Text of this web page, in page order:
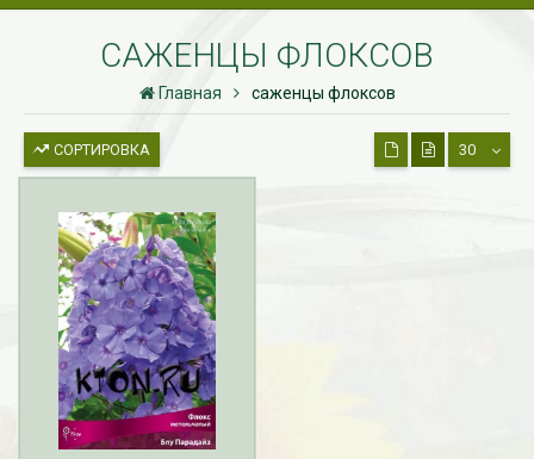
САЖЕНЦЫ ФЛОКСОВ
Главная саженцы флоксов
СОРТИРОВКА 30